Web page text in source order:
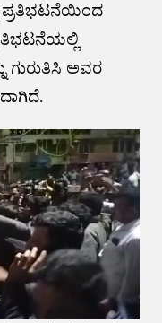
ಪ್ರತಿಭಟನೆಯಿಂದ
ಗುರುತಿಸಿ ಅವರ